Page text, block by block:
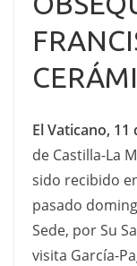
El Vaticano, 11
de Castilla-La
sido recibido
pasado
Sede, por Su
visita García-